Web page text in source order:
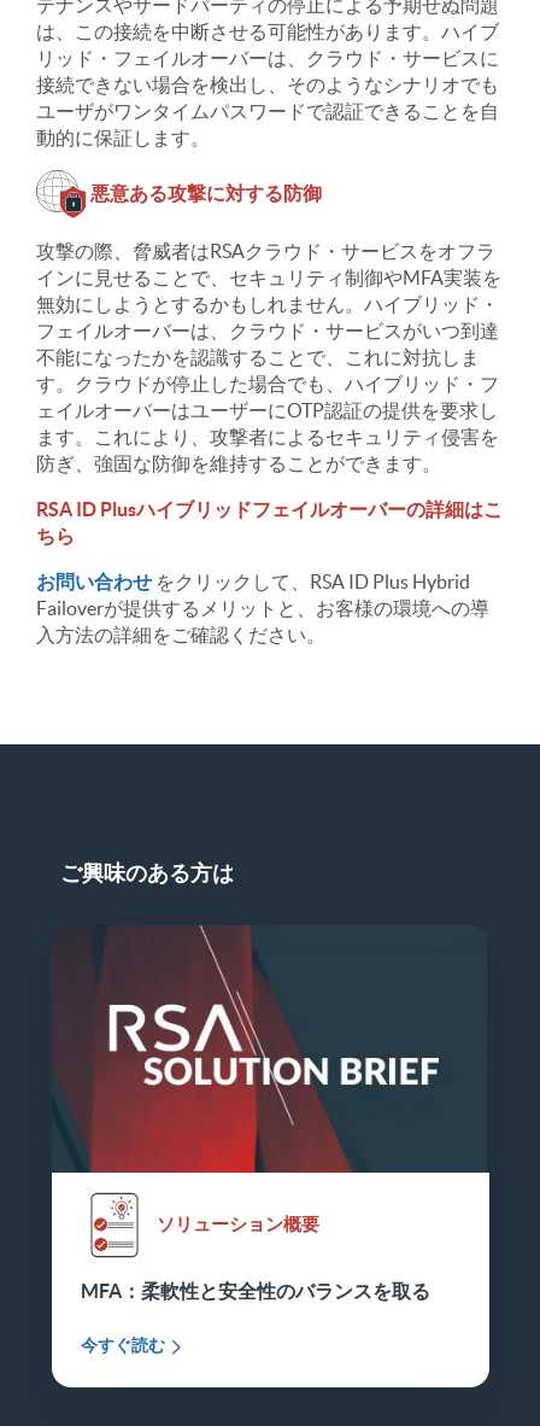
テナンスやサードパーティの停止による予期せぬ問題
は、この接続を中断させる可能性があります。ハイブ
リッド・フェイルオーバーは、クラウド・サービスに
接続できない場合を検出し、そのようなシナリオでも
ユーザがワンタイムパスワードで認証できることを自
動的に保証します。
悪意ある攻撃に対する防御
攻撃の際、脅威者はRSAクラウド・サービスをオフラ
インに見せることで、セキュリティ制御やMFA実装を
無効にしようとするかもしれません。ハイブリッド・
フェイルオーバーは、クラウド・サービスがいつ到達
不能になったかを認識することで、これに対抗しま
す。クラウドが停止した場合でも、ハイブリッド・フ
ェイルオーバーはユーザーにOTP認証の提供を要求し
ます。これにより、攻撃者によるセキュリティ侵害を
防ぎ、強固な防御を維持することができます。
RSA ID Plusハイブリッドフェイルオーバーの詳細はこ
ちら
お問い合わせ をクリックして、RSA ID Plus Hybrid
Failoverが提供するメリットと、お客様の環境への導
入方法の詳細をご確認ください。
ご興味のある方は
ソリューション概要
MFA：柔軟性と安全性のバランスを取る
今すぐ読む